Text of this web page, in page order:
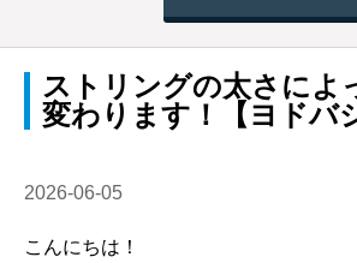
ストリングの太さによ
変わります！【ヨドバ
2026-06-05
こんにちは！